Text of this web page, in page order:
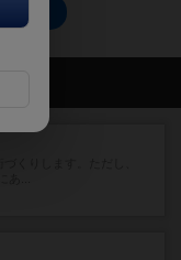
に戻る
あ...